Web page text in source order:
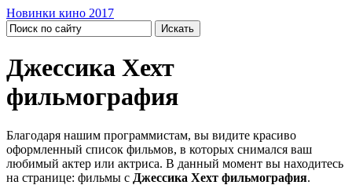
Новинки кино 2017
Джессика Хехт
фильмография
Благодаря нашим программистам, вы видите красиво
оформленный список фильмов, в которых снимался ваш
любимый актер или актриса. В данный момент вы находитесь
на странице: фильмы с Джессика Хехт фильмография.